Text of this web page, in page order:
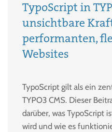
TypoScript in
unsichtbare
performanten,
Websites
TypoScript gilt als ein
TYPO3 CMS. Dieser
darüber, was TypoScript
wird und wie es